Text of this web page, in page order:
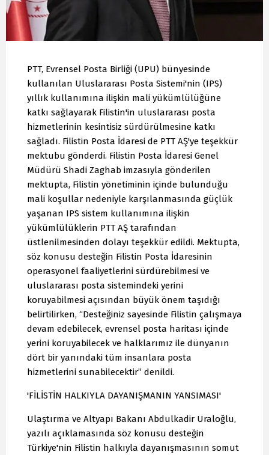
PTT, Evrensel Posta Birliği (UPU) bünyesinde
kullanılan Uluslararası Posta Sistemi'nin (IPS)
yıllık kullanımına ilişkin mali yükümlülüğüne
katkı sağlayarak Filistin'in uluslararası posta
hizmetlerinin kesintisiz sürdürülmesine katkı
sağladı. Filistin Posta İdaresi de PTT AŞ'ye teşekkür
mektubu gönderdi. Filistin Posta İdaresi Genel
Müdürü Shadi Zaghab imzasıyla gönderilen
mektupta, Filistin yönetiminin içinde bulunduğu
mali koşullar nedeniyle karşılanmasında güçlük
yaşanan IPS sistem kullanımına ilişkin
yükümlülüklerin PTT AŞ tarafından
üstlenilmesinden dolayı teşekkür edildi. Mektupta,
söz konusu desteğin Filistin Posta İdaresinin
operasyonel faaliyetlerini sürdürebilmesi ve
uluslararası posta sistemindeki yerini
koruyabilmesi açısından büyük önem taşıdığı
belirtilirken, “Desteğiniz sayesinde Filistin çalışmaya
devam edebilecek, evrensel posta haritası içinde
yerini koruyabilecek ve halklarımız ile dünyanın
dört bir yanındaki tüm insanlara posta
hizmetlerini sunabilecektir” denildi.
'FİLİSTİN HALKIYLA DAYANIŞMANIN YANSIMASI'
Ulaştırma ve Altyapı Bakanı Abdulkadir Uraloğlu,
yazılı açıklamasında söz konusu desteğin
Türkiye'nin Filistin halkıyla dayanışmasının somut